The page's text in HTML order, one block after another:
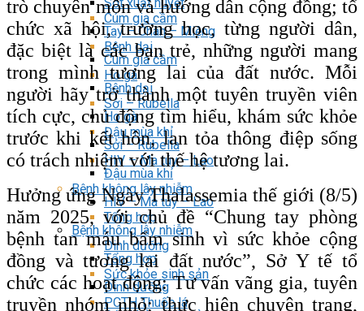
Cúm gia cầm
Bệnh dại
Ho gà
Sởi – Rubella
Đậu mùa khỉ
HIV – Ma túy – Lao
Bệnh không lây nhiễm
Tổng hợp
Dinh dưỡng
Sức khỏe sinh sản
PCTH Thuốc lá
Tay – Chân – Miệng
Cúm gia cầm
Bệnh dại
Ho gà
Sởi – Rubella
Đậu mùa khỉ
HIV – Ma túy – Lao
Bệnh không lây nhiễm
Tổng hợp
Dinh dưỡng
trò chuyên môn và hướng dẫn cộng đồng; tổ
chức xã hội, trường học, từng người dân,
đặc biệt là các bạn trẻ, những người mang
trong mình tương lai của đất nước. Mỗi
người hãy trở thành một tuyên truyền viên
tích cực, chủ động tìm hiểu, khám sức khỏe
trước khi kết hôn, lan tỏa thông điệp sống
có trách nhiệm với thế hệ tương lai.
Hưởng ứng Ngày Thalassemia thế giới (8/5)
năm 2025, với chủ đề “Chung tay phòng
bệnh tan máu bẩm sinh vì sức khỏe cộng
đồng và tương lai đất nước”, Sở Y tế tổ
chức các hoạt động: Tư vấn vãng gia, tuyên
truyền nhóm nhỏ; thực hiện chuyên trang,